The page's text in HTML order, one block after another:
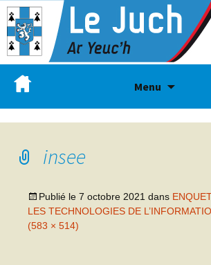
Menu
insee
Publié le 7 octobre 2021 dans
LES TECHNOLOGIES DE
(583 × 514)